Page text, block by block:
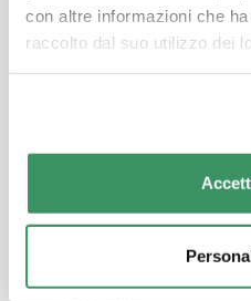
con altre informazioni che
raccolto dal suo utilizzo dei